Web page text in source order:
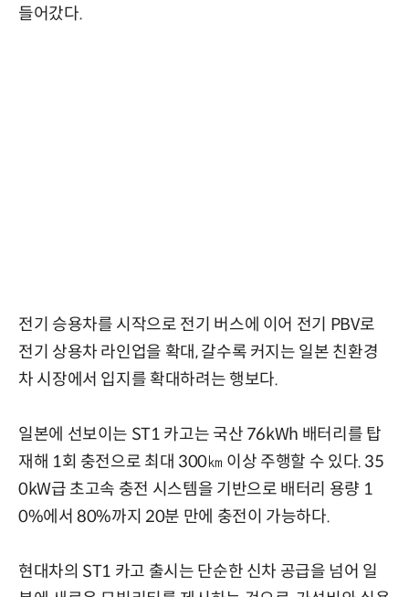
들어갔다.
전기 승용차를 시작으로 전기 버스에 이어 전기 PBV로
전기 상용차 라인업을 확대, 갈수록 커지는 일본 친환경
차 시장에서 입지를 확대하려는 행보다.
일본에 선보이는 ST1 카고는 국산 76kWh 배터리를 탑
재해 1회 충전으로 최대 300㎞ 이상 주행할 수 있다. 35
0kW급 초고속 충전 시스템을 기반으로 배터리 용량 1
0%에서 80%까지 20분 만에 충전이 가능하다.
현대차의 ST1 카고 출시는 단순한 신차 공급을 넘어 일